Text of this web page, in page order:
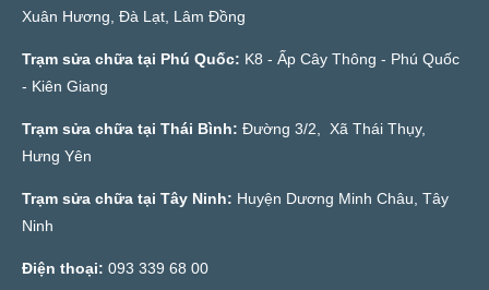
Xuân Hương, Đà Lạt, Lâm Đồng
Trạm sửa chữa tại Phú Quốc: K8 - Ấp Cây Thông - Phú Quốc
- Kiên Giang
Trạm sửa chữa tại Thái Bình: Đường 3/2, Xã Thái Thụy,
Hưng Yên
Trạm sửa chữa tại Tây Ninh: Huyện Dương Minh Châu, Tây
Ninh
Điện thoại: 093 339 68 00